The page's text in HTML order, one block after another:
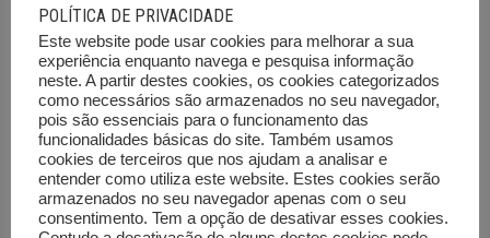
POLÍTICA DE PRIVACIDADE
Este website pode usar cookies para melhorar a sua
experiência enquanto navega e pesquisa informação
neste. A partir destes cookies, os cookies categorizados
como necessários são armazenados no seu navegador,
pois são essenciais para o funcionamento das
funcionalidades básicas do site. Também usamos
cookies de terceiros que nos ajudam a analisar e
entender como utiliza este website. Estes cookies serão
armazenados no seu navegador apenas com o seu
consentimento. Tem a opção de desativar esses cookies.